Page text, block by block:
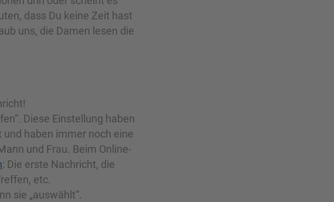
dass Du keine Zeit hast
uns, die Damen lesen die
Diese Einstellung haben
haben immer noch eine
und Frau. Beim Online-
: Die erste Nachricht, die
etc.
sie „auswählt“.